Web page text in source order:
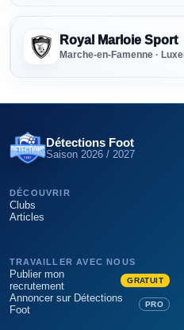
Royal Marloie Sport
Marche-en-Famenne ·
Détections Foot
Saison 2026 / 2027
DÉCOUVRIR
Clubs
Articles
TRAVAILLER AVEC NOUS
Publier mon
recrutement
GRATUIT
Annoncer sur Détections
Foot
PRO